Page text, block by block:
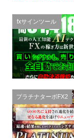
fxサインツール
プラチナターボFX2